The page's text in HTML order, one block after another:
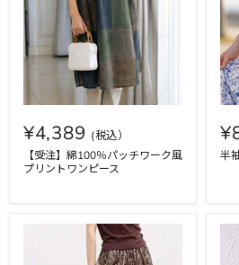
¥4,389
【受注】綿100％パッチワーク風
プリントワンピース
半